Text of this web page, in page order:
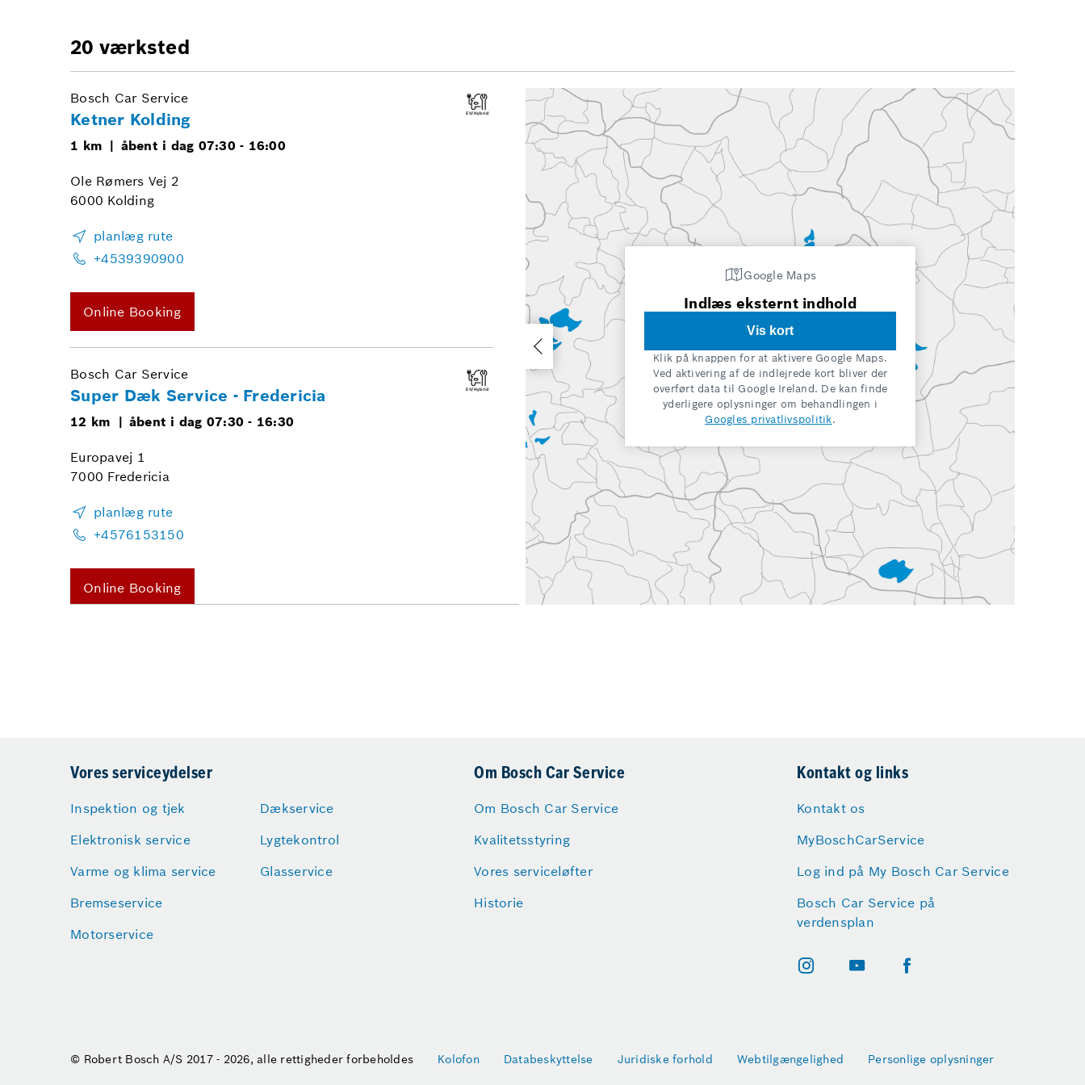
Vores serviceydelser
Inspektion og tjek
Elektronisk service
Varme og klima service
Bremseservice
Motorservice
Dækservice
Lygtekontrol
Glasservice
Om Bosch Car Service
Om Bosch Car Service
Kvalitetsstyring
Vores serviceløfter
Historie
Kontakt og links
Kontakt os
MyBoschCarService
Log ind på My Bosch Car Service
Bosch Car Service på
verdensplan
© Robert Bosch A/S 2017 - 2026, alle rettigheder forbeholdes Kolofon Databeskyttelse Juridiske forhold Webtilgængelighed Personlige oplysninger